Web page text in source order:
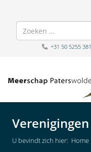
Zoeken
+31 50 5255 381
Verenigingen
U bevindt zich hier: Home